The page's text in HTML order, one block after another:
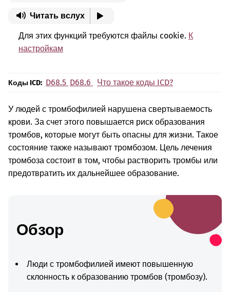
Читать вслух
Для этих функций требуются файлы cookie. К
настройкам
Коды ICD: D68.5 D68.6 Что такое коды ICD?
У людей с тромбофилией нарушена свертываемость
крови. За счет этого повышается риск образования
тромбов, которые могут быть опасны для жизни. Такое
состояние также называют тромбозом. Цель лечения
тромбоза состоит в том, чтобы растворить тромбы или
предотвратить их дальнейшее образование.
Обзор
Люди с тромбофилией имеют повышенную
склонность к образованию тромбов (тромбозу).